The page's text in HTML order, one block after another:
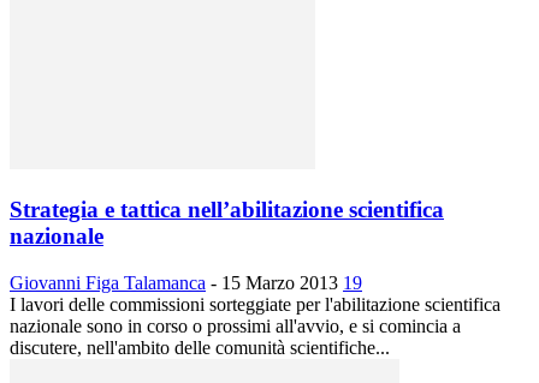
Strategia e tattica nell’abilitazione scientifica
nazionale
Giovanni Figa Talamanca - 15 Marzo 2013 19
I lavori delle commissioni sorteggiate per l'abilitazione scientifica
nazionale sono in corso o prossimi all'avvio, e si comincia a
discutere, nell'ambito delle comunità scientifiche...